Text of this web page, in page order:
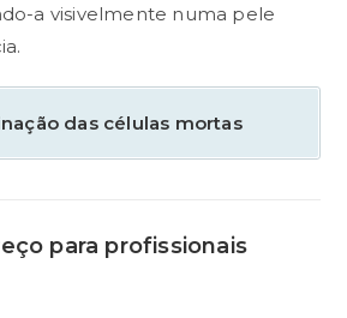
a visivelmente numa pele
das células mortas
para profissionais